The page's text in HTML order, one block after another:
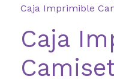
Caja Imprimible
Caja